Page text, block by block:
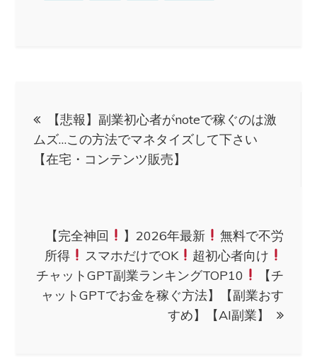
稿
ナ
ゲ
ー
【悲報】副業初心者がnoteで稼ぐのは激
ムズ…この方法でマネタイズして下さい
【在宅・コンテンツ販売】
【完全神回 】2026年最新
無料で不労
所得
スマホだけでOK
超初心者向け
チャットGPT副業ランキングTOP10
【チ
ャットGPTでお金を稼ぐ方法】【副業おす
すめ】【AI副業】